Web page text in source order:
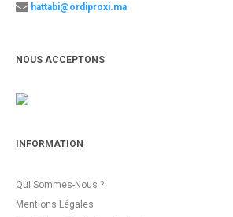
hattabi@ordiproxi.ma
NOUS ACCEPTONS
INFORMATION
Qui Sommes-Nous ?
Mentions Légales